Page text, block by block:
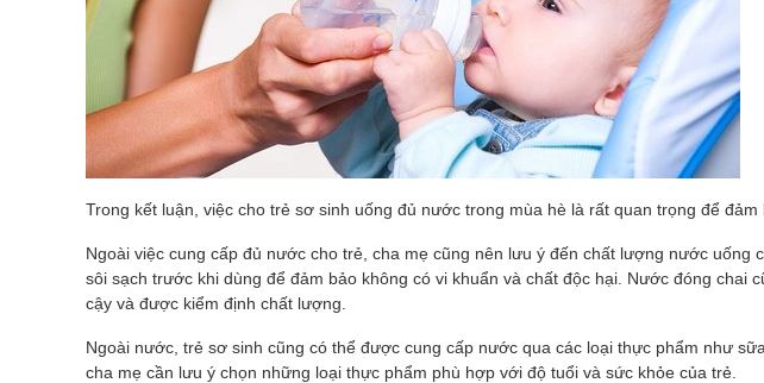
Trong kết luận, việc cho trẻ sơ sinh uống đủ nước trong mùa hè là rất quan trọng để
Ngoài việc cung cấp đủ nước cho trẻ, cha mẹ cũng nên lưu ý đến chất lượng nước
sôi sạch trước khi dùng để đảm bảo không có vi khuẩn và chất độc hại. Nước đóng chai
cậy và được kiểm định chất lượng.
Ngoài nước, trẻ sơ sinh cũng có thể được cung cấp nước qua các loại thực phẩm như
cha mẹ cần lưu ý chọn những loại thực phẩm phù hợp với độ tuổi và sức khỏe của trẻ.